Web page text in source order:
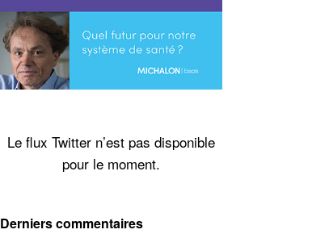
Le flux Twitter n’est pas disponible
pour le moment.
Derniers commentaires